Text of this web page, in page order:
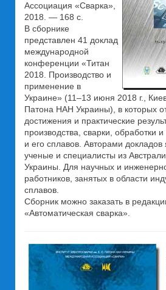
Ассоциация «Сварка»,
2018. — 168 с.
В сборнике
представлен 41 доклад
международной
конференции «Титан
2018. Производство и
применение в
Украине» (11–13 июня 2018 г.,
Патона НАН Украины), в которых
достижения и практические
производства, сварки, обработки
и его сплавов. Авторами докладов
ученые и специалисты из
Украины. Для научных и
работников, занятых в области
сплавов.
Сборник можно заказать в
«Автоматическая сварка».